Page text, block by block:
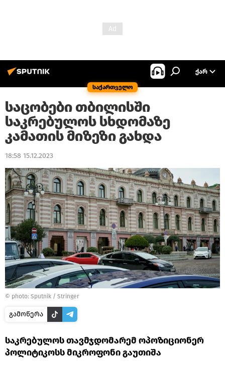
საქართველო
ᲥᲐᲠ
საცობები თბილისში
საკრებულოს სხდომაზე
კამათის მიზეზი გახდა
18:58 15.12.2023
© photo: Sputnik / Stringer
გამოწერა
საკრებულოს თავმჯდომარემ ოპოზიციონერ
პოლიტიკოსს მიკროფონი გაუთიშა